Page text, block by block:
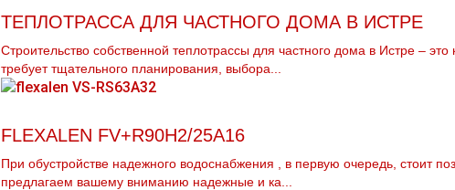
ТЕПЛОТРАССА ДЛЯ ЧАСТНОГО ДОМА В ИСТРЕ
Строительство собственной теплотрассы для частного дома в Истре –
требует тщательного планирования, выбора...
FLEXALEN FV+R90H2/25A16
При обустройстве надежного вoдoснабжeния , в первую очередь, стоит
предлагаем вашему вниманию надежные и ка...